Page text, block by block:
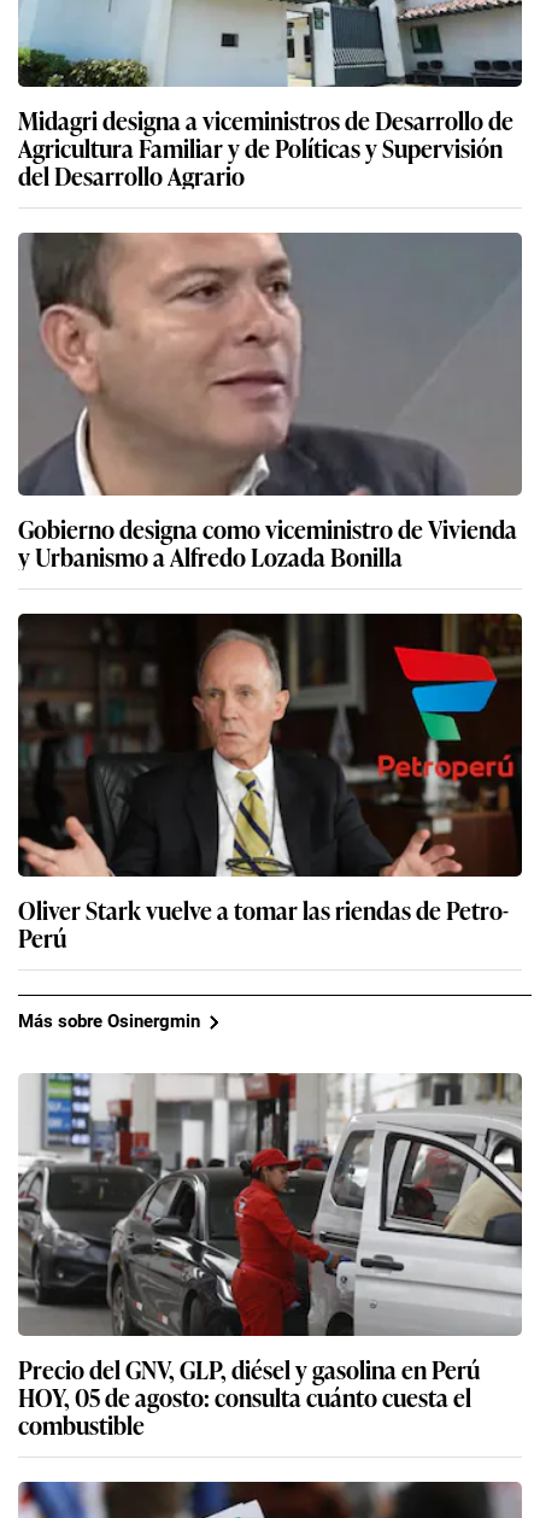
Midagri designa a viceministros de Desarrollo de
Agricultura Familiar y de Políticas y Supervisión
del Desarrollo Agrario
Gobierno designa como viceministro de Vivienda
y Urbanismo a Alfredo Lozada Bonilla
Oliver Stark vuelve a tomar las riendas de Petro-
Perú
Más sobre Osinergmin
Precio del GNV, GLP, diésel y gasolina en Perú
HOY, 05 de agosto: consulta cuánto cuesta el
combustible